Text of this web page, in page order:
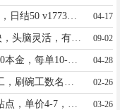
招找个保洁打扫卫生，4个小时的活，日结50 v17731903666 04-17
招聘视频剪辑人员10名，要求会剪映，头脑灵活，有思路，工作轻松，工资3000➕，电话17532396486 09-02
招兼职，拼夕多代购，每天5分钟，0本金，每单10-20元，一单一结， 微信同号15933704096 04-28
02-26
03-26